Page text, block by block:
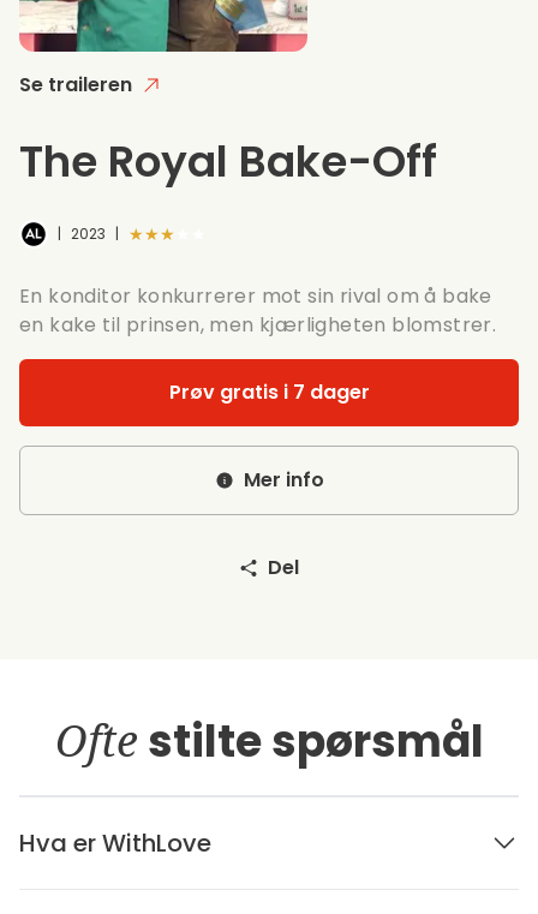
Se traileren
The Royal Bake-Off
| 2023 | ★★★★★
En konditor konkurrerer mot sin rival om å bake
en kake til prinsen, men kjærligheten blomstrer.
Prøv gratis i 7 dager
Mer info
Del
Ofte stilte spørsmål
Hva er WithLove